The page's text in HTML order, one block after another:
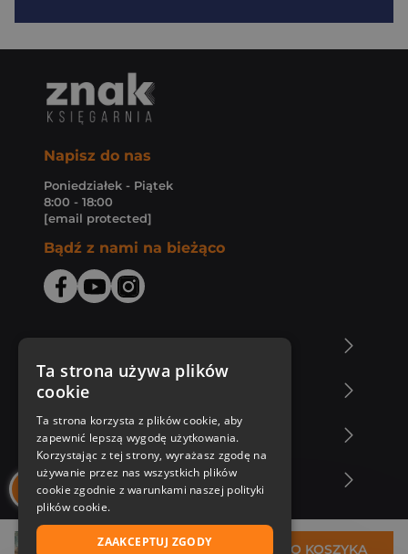
29,99 zł DO KOSZYKA
Napisz do nas
Poniedziałek - Piątek
8:00 - 18:00
[email protected]
Bądź z nami na bieżąco
Zakupy u nas
Nasza oferta
Nasi autorzy
Ta strona używa plików
cookie
Ta strona korzysta z plików cookie, aby
zapewnić lepszą wygodę użytkowania.
Korzystając z tej strony, wyrażasz zgodę na
używanie przez nas wszystkich plików
cookie zgodnie z warunkami naszej polityki
plików cookie.
ZAAKCEPTUJ ZGODY